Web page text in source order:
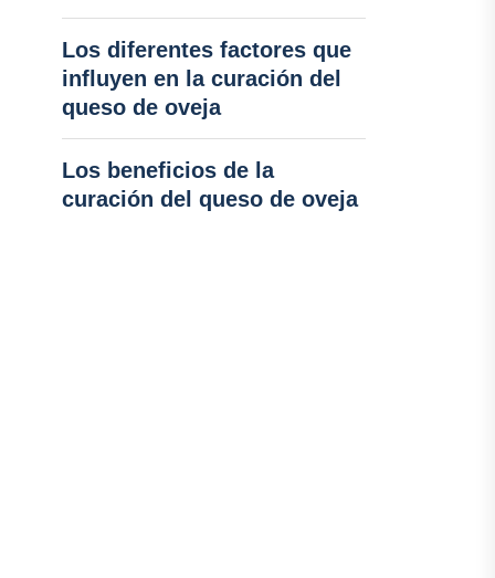
Los diferentes factores que
influyen en la curación del
queso de oveja
Los beneficios de la
curación del queso de oveja